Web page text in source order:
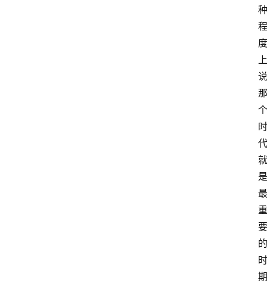
种
程
度
上
说
那
个
时
代
就
是
最
重
要
的
时
期